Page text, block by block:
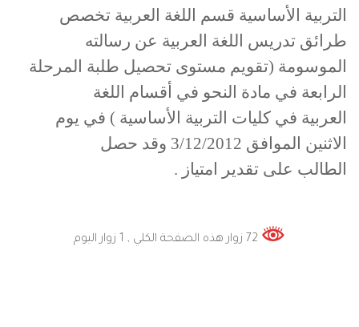
التربية الأساسية قسم اللغة العربية تخصص
طرائق تدريس اللغة العربية عن رسالته
الموسومة (تقويم مستوى تحصيل طلبة المرحلة
الرابعة في مادة النحو في أقسام اللغة
العربية في كليات التربية الأساسية ) في يوم
الاثنين الموافق 3/12/2012 وقد حصل
الطالب على تقدير امتياز .
, 1 زوار اليوم